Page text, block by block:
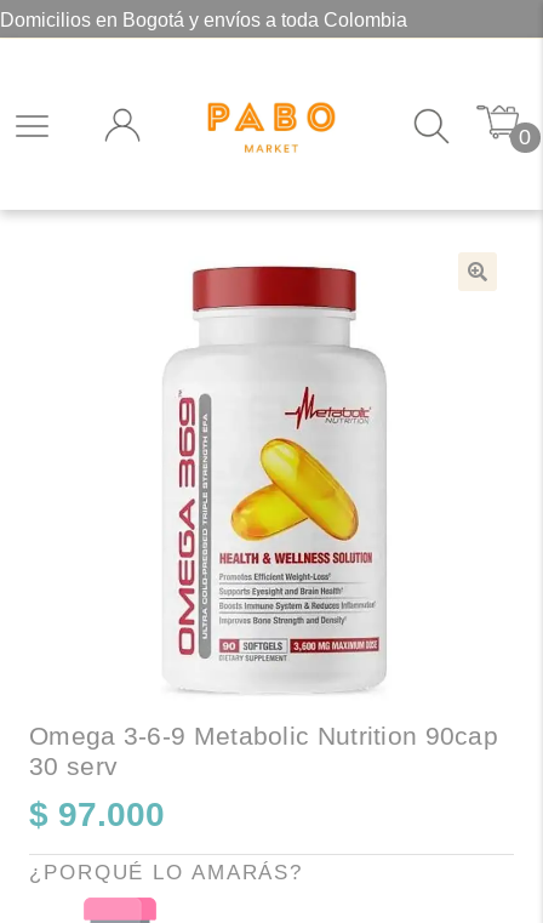
Domicilios en Bogotá y envíos a toda Colombia
0
Omega 3-6-9 Metabolic Nutrition 90cap
30 serv
$ 97.000
¿PORQUÉ LO AMARÁS?